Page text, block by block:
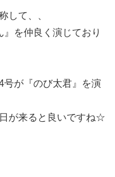
して、、
を仲良く演じており
号が『のび太君』を演
が来ると良いですね☆